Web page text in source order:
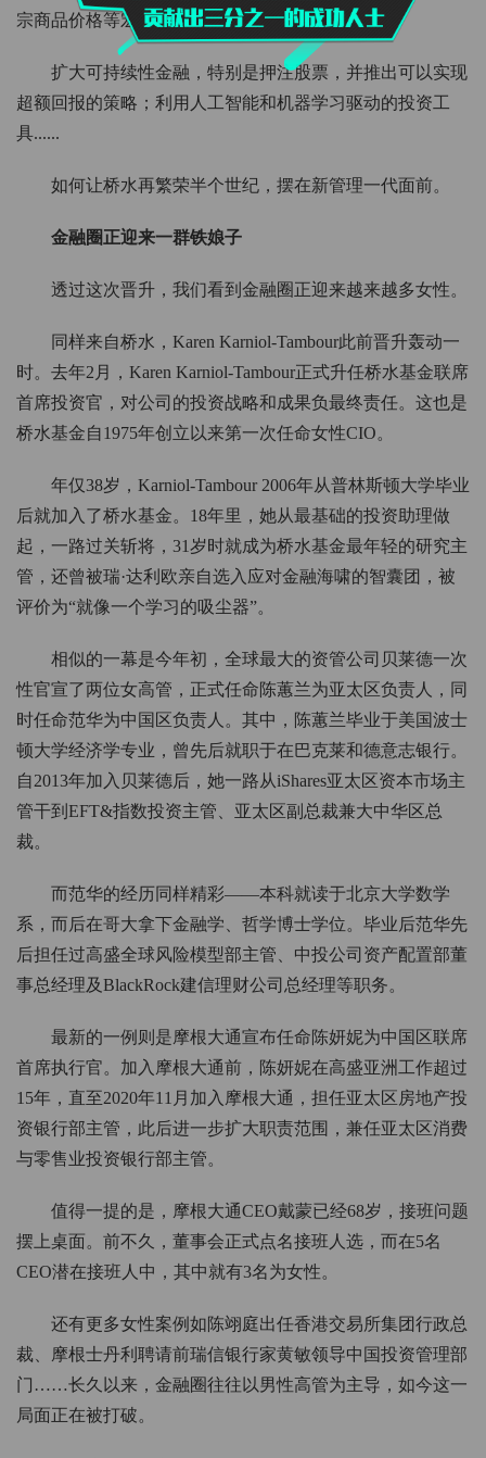
宗商品价格等宏观趋势的看法；
扩大可持续性金融，特别是押注股票，并推出可以实现
超额回报的策略；利用人工智能和机器学习驱动的投资工
具......
如何让桥水再繁荣半个世纪，摆在新管理一代面前。
金融圈正迎来一群铁娘子
透过这次晋升，我们看到金融圈正迎来越来越多女性。
同样来自桥水，Karen Karniol-Tambour此前晋升轰动一
时。去年2月，Karen Karniol-Tambour正式升任桥水基金联席
首席投资官，对公司的投资战略和成果负最终责任。这也是
桥水基金自1975年创立以来第一次任命女性CIO。
年仅38岁，Karniol-Tambour 2006年从普林斯顿大学毕业
后就加入了桥水基金。18年里，她从最基础的投资助理做
起，一路过关斩将，31岁时就成为桥水基金最年轻的研究主
管，还曾被瑞·达利欧亲自选入应对金融海啸的智囊团，被
评价为“就像一个学习的吸尘器”。
相似的一幕是今年初，全球最大的资管公司贝莱德一次
性官宣了两位女高管，正式任命陈蕙兰为亚太区负责人，同
时任命范华为中国区负责人。其中，陈蕙兰毕业于美国波士
顿大学经济学专业，曾先后就职于在巴克莱和德意志银行。
自2013年加入贝莱德后，她一路从iShares亚太区资本市场主
管干到EFT&指数投资主管、亚太区副总裁兼大中华区总
裁。
而范华的经历同样精彩——本科就读于北京大学数学
系，而后在哥大拿下金融学、哲学博士学位。毕业后范华先
后担任过高盛全球风险模型部主管、中投公司资产配置部董
事总经理及BlackRock建信理财公司总经理等职务。
最新的一例则是摩根大通宣布任命陈妍妮为中国区联席
首席执行官。加入摩根大通前，陈妍妮在高盛亚洲工作超过
15年，直至2020年11月加入摩根大通，担任亚太区房地产投
资银行部主管，此后进一步扩大职责范围，兼任亚太区消费
与零售业投资银行部主管。
值得一提的是，摩根大通CEO戴蒙已经68岁，接班问题
摆上桌面。前不久，董事会正式点名接班人选，而在5名
CEO潜在接班人中，其中就有3名为女性。
还有更多女性案例如陈翊庭出任香港交易所集团行政总
裁、摩根士丹利聘请前瑞信银行家黄敏领导中国投资管理部
门……长久以来，金融圈往往以男性高管为主导，如今这一
局面正在被打破。